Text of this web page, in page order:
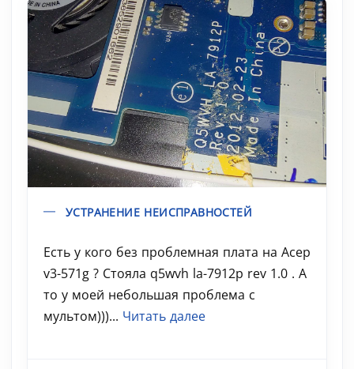
УСТРАНЕНИЕ НЕИСПРАВНОСТЕЙ
Есть у кого без проблемная плата на Асер
v3-571g ? Стояла q5wvh la-7912p rev 1.0 . А
то у моей небольшая проблема с
мультом)))... Читать далее